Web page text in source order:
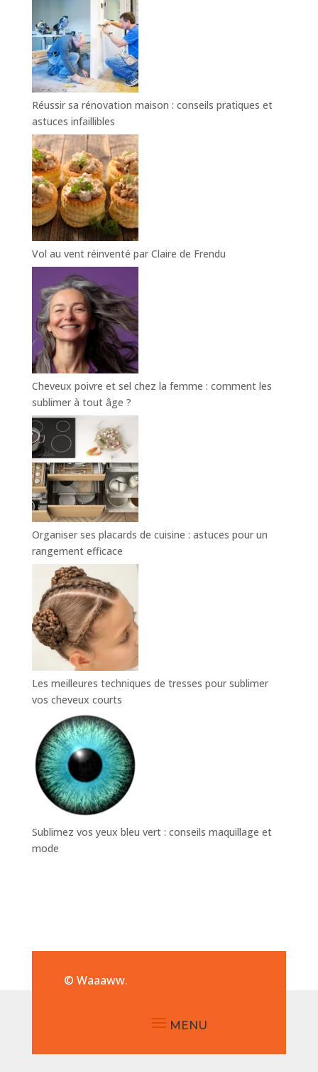
Réussir sa rénovation maison : conseils pratiques et
astuces infaillibles
Vol au vent réinventé par Claire de Frendu
Cheveux poivre et sel chez la femme : comment les
sublimer à tout âge ?
Organiser ses placards de cuisine : astuces pour un
rangement efficace
Les meilleures techniques de tresses pour sublimer
vos cheveux courts
Sublimez vos yeux bleu vert : conseils maquillage et
mode
© Waaaww.